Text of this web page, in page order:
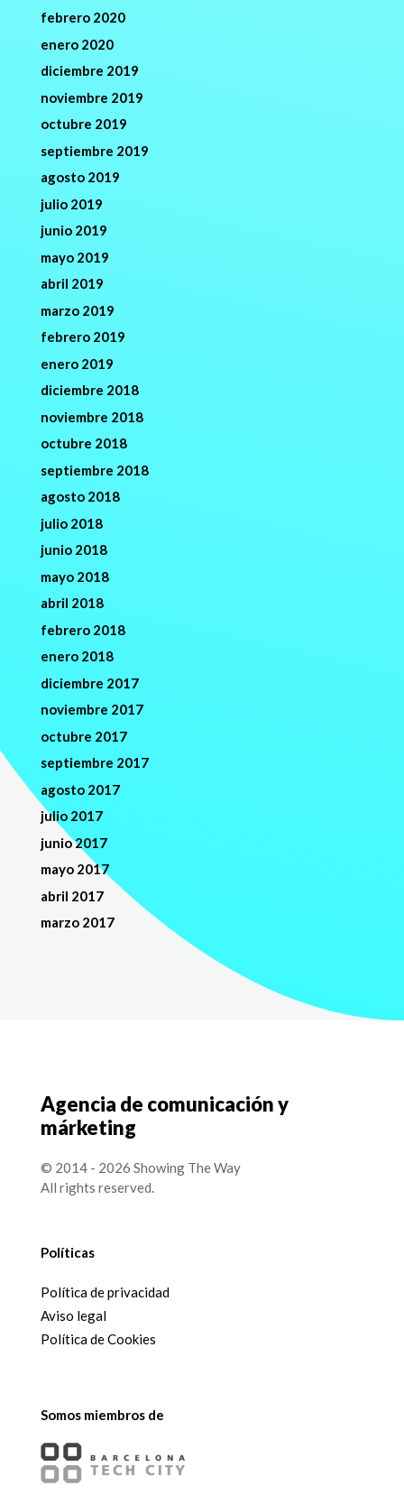
febrero 2020
enero 2020
diciembre 2019
noviembre 2019
octubre 2019
septiembre 2019
agosto 2019
julio 2019
junio 2019
mayo 2019
abril 2019
marzo 2019
febrero 2019
enero 2019
diciembre 2018
noviembre 2018
octubre 2018
septiembre 2018
agosto 2018
julio 2018
junio 2018
mayo 2018
abril 2018
febrero 2018
enero 2018
diciembre 2017
noviembre 2017
octubre 2017
septiembre 2017
agosto 2017
julio 2017
junio 2017
mayo 2017
abril 2017
marzo 2017
Agencia de comunicación y
márketing
© 2014 - 2026 Showing The Way
All rights reserved.
Políticas
Política de privacidad
Aviso legal
Política de Cookies
Somos miembros de